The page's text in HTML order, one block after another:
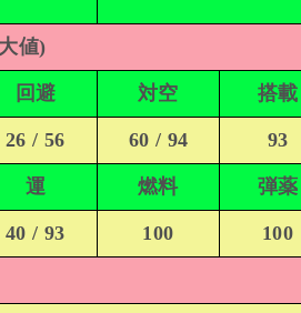
値)
回避 対空 搭載
26 / 56 60 / 94 93
運 燃料 弾薬
40 / 93 100 100